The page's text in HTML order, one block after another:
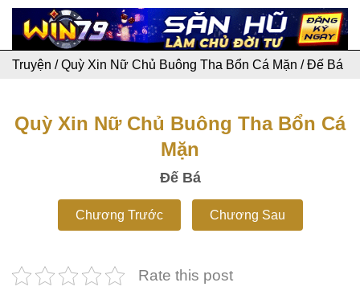
Truyện /Quỳ Xin Nữ Chủ Buông Tha Bổn Cá Mặn /Đế Bá
Quỳ Xin Nữ Chủ Buông Tha Bổn Cá
Mặn
Đế Bá
Chương Trước Chương Sau
Rate this post